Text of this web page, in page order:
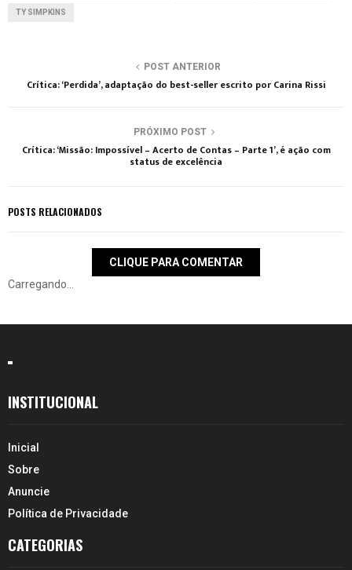
TY SIMPKINS
POST ANTERIOR
Crítica: ‘Perdida’, adaptação do best-seller escrito por Carina Rissi
PRÓXIMO POST
Crítica: ‘Missão: Impossível – Acerto de Contas – Parte 1’, é ação com
status de excelência
POSTS RELACIONADOS
CLIQUE PARA COMENTAR
Carregando...
INSTITUCIONAL
Inicial
Sobre
Anuncie
Política de Privacidade
CATEGORIAS